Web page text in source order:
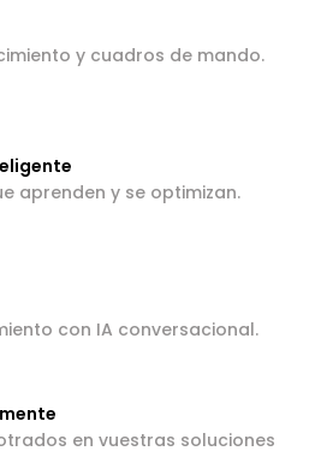
y cuadros de mando.
aprenden y se optimizan.
con IA conversacional.
en vuestras soluciones